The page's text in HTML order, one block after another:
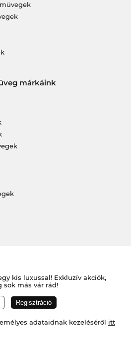
márkáink
kis luxussal! Exkluzív akciók,
sok más vár rád!
adataidnak kezeléséről itt